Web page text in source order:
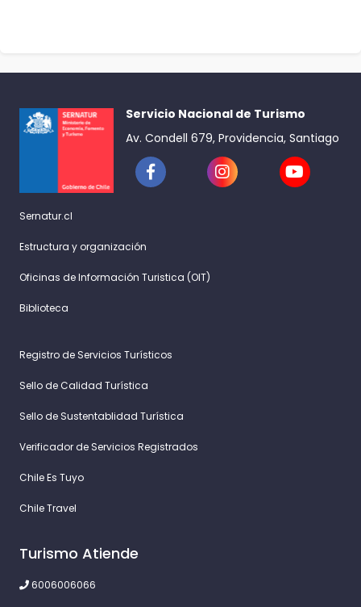
Servicio Nacional de Turismo
Av. Condell 679, Providencia, Santiago
Sernatur.cl
Estructura y organización
Oficinas de Información Turistica (OIT)
Biblioteca
Registro de Servicios Turísticos
Sello de Calidad Turística
Sello de Sustentablidad Turística
Verificador de Servicios Registrados
Chile Es Tuyo
Chile Travel
Turismo Atiende
6006006066